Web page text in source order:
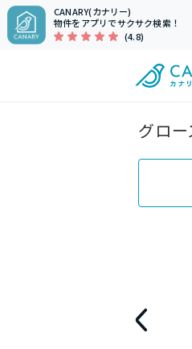
CANARY(カナリー)
物件をアプリでサクサク検索！
(4.8)
グロ